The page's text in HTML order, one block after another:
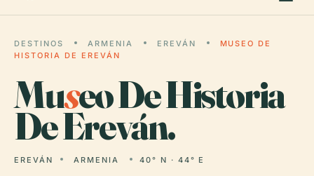
DESTINOS ARMENIA EREVÁN
MUSEO DE
HISTORIA DE EREVÁN
Museo De Historia
De Ereván.
EREVÁN ARMENIA 40° N · 44° E